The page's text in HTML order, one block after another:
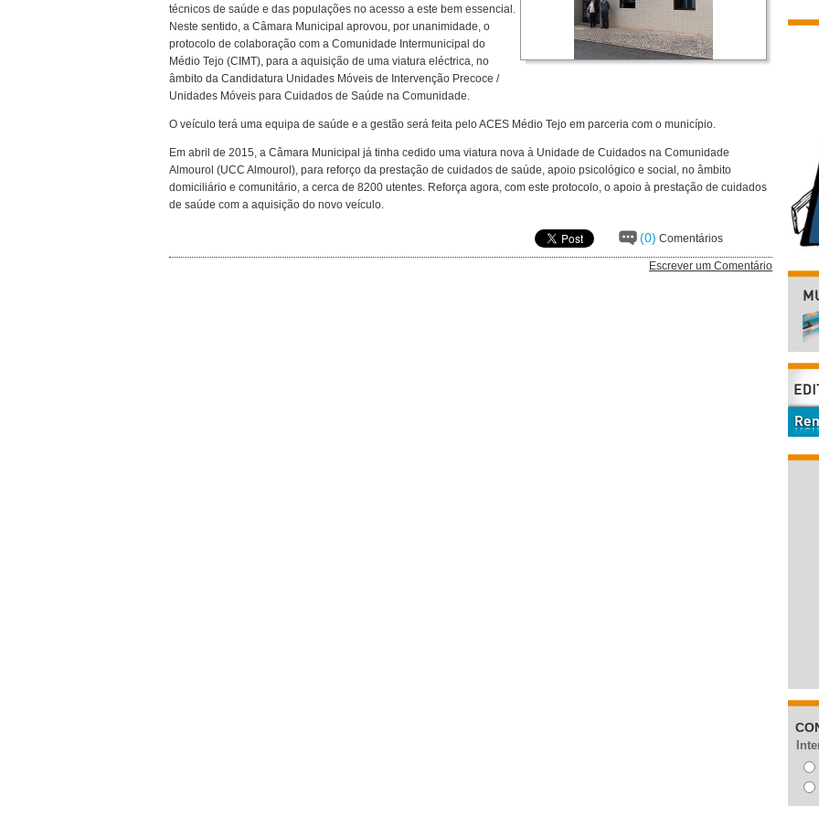
técnicos de saúde e das populações no acesso a este bem essencial.
Neste sentido, a Câmara Municipal aprovou, por unanimidade, o
protocolo de colaboração com a Comunidade Intermunicipal do
Médio Tejo (CIMT), para a aquisição de uma viatura eléctrica, no
âmbito da Candidatura Unidades Móveis de Intervenção Precoce /
Unidades Móveis para Cuidados de Saúde na Comunidade.
O veículo terá uma equipa de saúde e a gestão será feita pelo ACES Médio Tejo em parceria com o município.
Em abril de 2015, a Câmara Municipal já tinha cedido uma viatura nova à Unidade de Cuidados na Comunidade
Almourol (UCC Almourol), para reforço da prestação de cuidados de saúde, apoio psicológico e social, no âmbito
domiciliário e comunitário, a cerca de 8200 utentes. Reforça agora, com este protocolo, o apoio à prestação de cuidados
de saúde com a aquisição do novo veículo.
(0) Comentários
Escrever um Comentário